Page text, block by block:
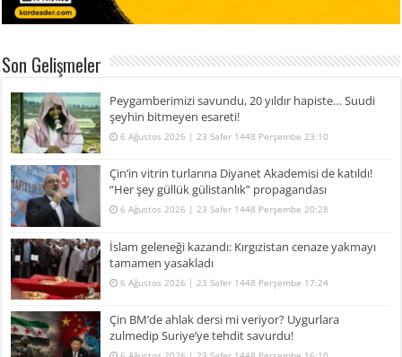
Son Gelişmeler
Peygamberimizi savundu, 20 yıldır hapiste… Suudi
şeyhin bitmeyen esareti!
6 Ağustos 2026 | 23 Safer 1448 Perşembe 23:10
Çin’in vitrin turlarına Diyanet Akademisi de katıldı!
“Her şey güllük gülistanlık” propagandası
6 Ağustos 2026 | 23 Safer 1448 Perşembe 20:28
İslam geleneği kazandı: Kırgızistan cenaze yakmayı
tamamen yasakladı
6 Ağustos 2026 | 23 Safer 1448 Perşembe 17:24
Çin BM’de ahlak dersi mi veriyor? Uygurlara
zulmedip Suriye’ye tehdit savurdu!